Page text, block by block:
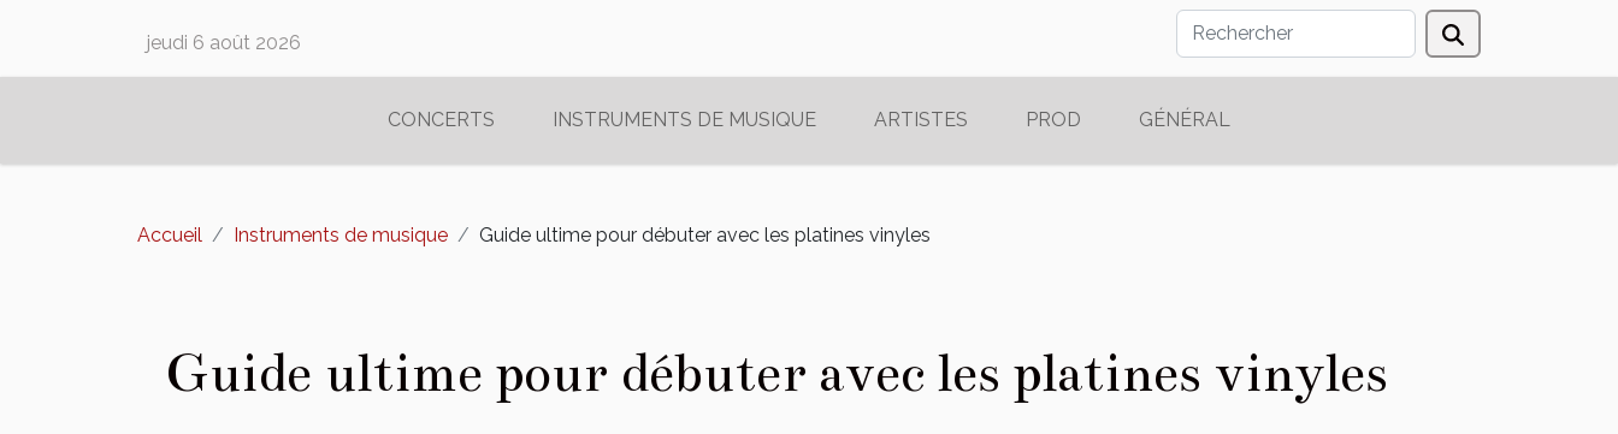
jeudi 6 août 2026
CONCERTS INSTRUMENTS DE MUSIQUE ARTISTES PROD GÉNÉRAL
Accueil Instruments de musique Guide ultime pour débuter avec les platines vinyles
Guide ultime pour débuter avec les platines vinyles